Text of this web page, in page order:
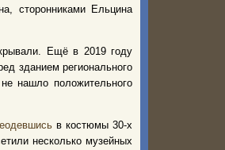
сторонниками Ельцина
Ещё в 2019 году
зданием регионального
нашло положительного
в костюмы 30-х
несколько музейных